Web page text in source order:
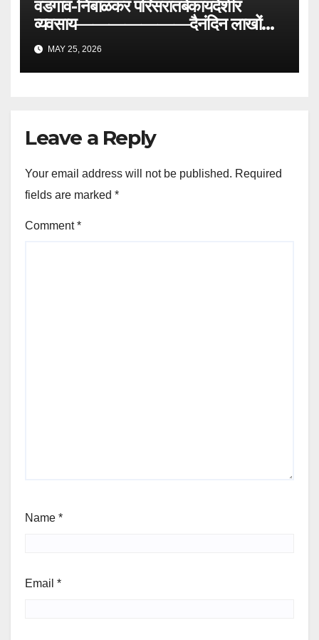
वडगाव-निंबाळकर परिसरातबेकायदेशीर
व्यवसाय———————दैनंदिन लाखोंची
उलाढाल
MAY 25, 2026
Leave a Reply
Your email address will not be published. Required
fields are marked *
Comment*
Name *
Email *